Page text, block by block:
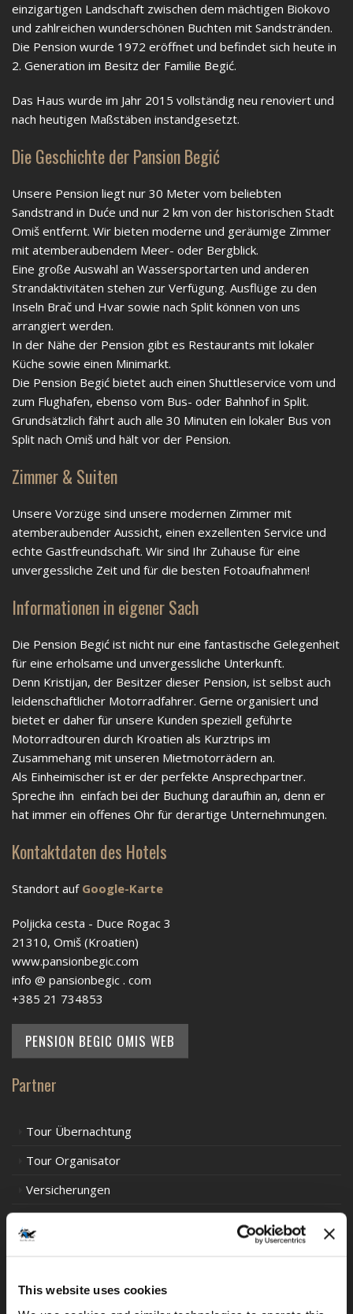
This website uses cookies
einzigartigen Landschaft zwischen dem mächtigen Biokovo
und zahlreichen wunderschönen Buchten mit Sandstränden.
Die Pension wurde 1972 eröffnet und befindet sich heute in
2. Generation im Besitz der Familie Begić.
Das Haus wurde im Jahr 2015 vollständig neu renoviert und
nach heutigen Maßstäben instandgesetzt.
Die Geschichte der Pansion Begić
Unsere Pension liegt nur 30 Meter vom beliebten
Sandstrand in Duće und nur 2 km von der historischen Stadt
Omiš entfernt. Wir bieten moderne und geräumige Zimmer
mit atemberaubendem Meer- oder Bergblick.
Eine große Auswahl an Wassersportarten und anderen
Strandaktivitäten stehen zur Verfügung. Ausflüge zu den
Inseln Brač und Hvar sowie nach Split können von uns
arrangiert werden.
In der Nähe der Pension gibt es Restaurants mit lokaler
Küche sowie einen Minimarkt.
Die Pension Begić bietet auch einen Shuttleservice vom und
zum Flughafen, ebenso vom Bus- oder Bahnhof in Split.
Grundsätzlich fährt auch alle 30 Minuten ein lokaler Bus von
Split nach Omiš und hält vor der Pension.
Zimmer & Suiten
Unsere Vorzüge sind unsere modernen Zimmer mit
atemberaubender Aussicht, einen exzellenten Service und
echte Gastfreundschaft. Wir sind Ihr Zuhause für eine
unvergessliche Zeit und für die besten Fotoaufnahmen!
Informationen in eigener Sach
Die Pension Begić ist nicht nur eine fantastische Gelegenheit
für eine erholsame und unvergessliche Unterkunft.
Denn Kristijan, der Besitzer dieser Pension, ist selbst auch
leidenschaftlicher Motorradfahrer. Gerne organisiert und
bietet er daher für unsere Kunden speziell geführte
Motorradtouren durch Kroatien als Kurztrips im
Zusammehang mit unseren Mietmotorrädern an.
Als Einheimischer ist er der perfekte Ansprechpartner.
Spreche ihn einfach bei der Buchung daraufhin an, denn er
hat immer ein offenes Ohr für derartige Unternehmungen.
Kontaktdaten des Hotels
Standort auf Google-Karte
Poljicka cesta - Duce Rogac 3
21310, Omiš (Kroatien)
www.pansionbegic.com
info @ pansionbegic . com
+385 21 734853
PENSION BEGIC OMIS WEB
Partner
Tour Übernachtung
Tour Organisator
Versicherungen